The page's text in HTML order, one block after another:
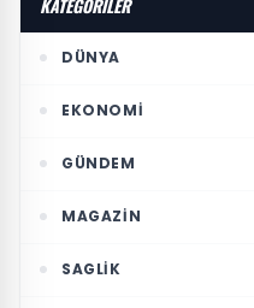
KATEGORİLER
DÜNYA
EKONOMI
GÜNDEM
MAGAZIN
SAGLIK